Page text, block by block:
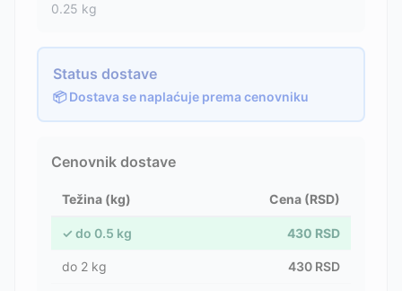
0.25 kg
Status dostave
📦 Dostava se naplaćuje prema cenovniku
Cenovnik dostave
Težina (kg) Cena (RSD)
✓ do 0.5 kg 430 RSD
do 2 kg 430 RSD